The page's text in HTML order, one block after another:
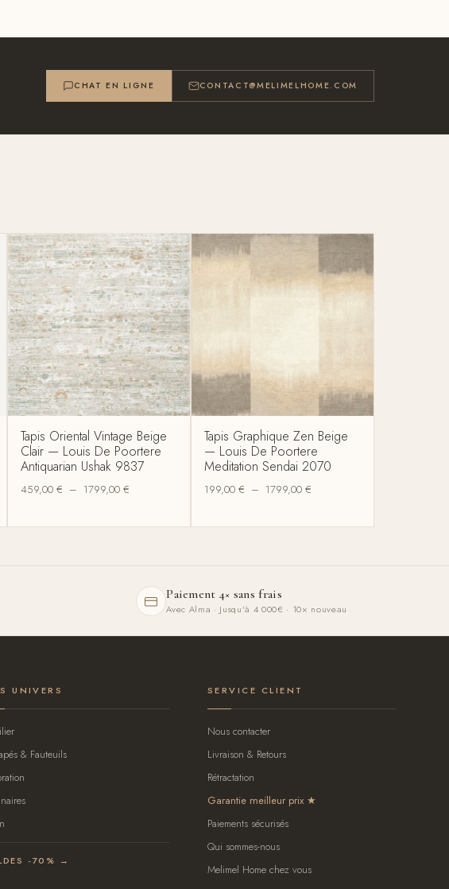
CHAT EN LIGNE CONTACT@MELIMELHOME.COM
Tapis Oriental Vintage Beige
Clair — Louis De Poortere
Antiquarian Ushak 9837
459,00 € – 1799,00 €
Tapis Graphique Zen Beige
— Louis De Poortere
Meditation Sendai 2070
199,00 € – 1799,00 €
Paiement 4× sans frais
Avec Alma · Jusqu'à 4 000€ · 10× nouveau
UNIVERS
& Fauteuils
-70% →
SERVICE CLIENT
Nous contacter
Livraison & Retours
Rétractation
Garantie meilleur prix
Paiements sécurisés
Qui sommes-nous
Melimel Home chez vous